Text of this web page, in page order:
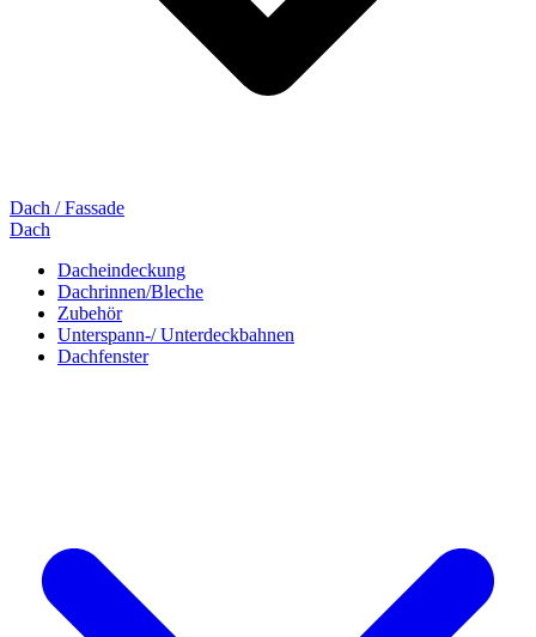
Dach / Fassade
Dach
Dacheindeckung
Dachrinnen/Bleche
Zubehör
Unterspann-/ Unterdeckbahnen
Dachfenster